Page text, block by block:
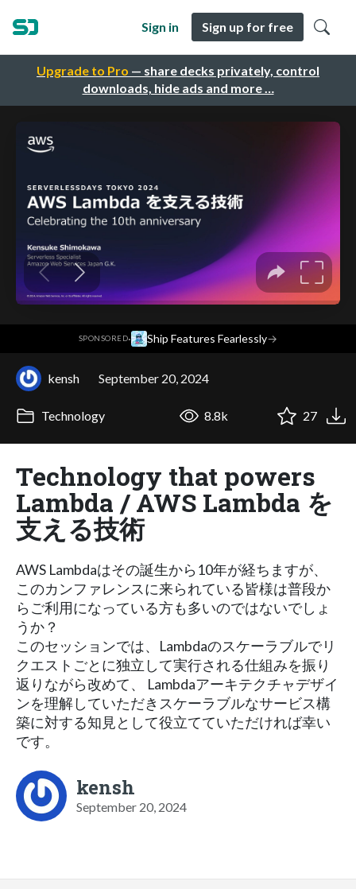
Upgrade to Pro — share decks privately, control
downloads, hide ads and more …
Sign in Sign up for free
SPONSORED· Ship Features Fearlessly→
kensh September 20, 2024
Technology 8.8k 27
Technology that powers
Lambda / AWS Lambda を
支える技術
AWS Lambdaはその誕生から10年が経ちますが、
このカンファレンスに来られている皆様は普段か
らご利用になっている方も多いのではないでしょ
うか？
このセッションでは、Lambdaのスケーラブルでリ
クエストごとに独立して実行される仕組みを振り
返りながら改めて、 Lambdaアーキテクチャデザイ
ンを理解していただきスケーラブルなサービス構
築に対する知見として役立てていただければ幸い
です。
kensh
September 20, 2024